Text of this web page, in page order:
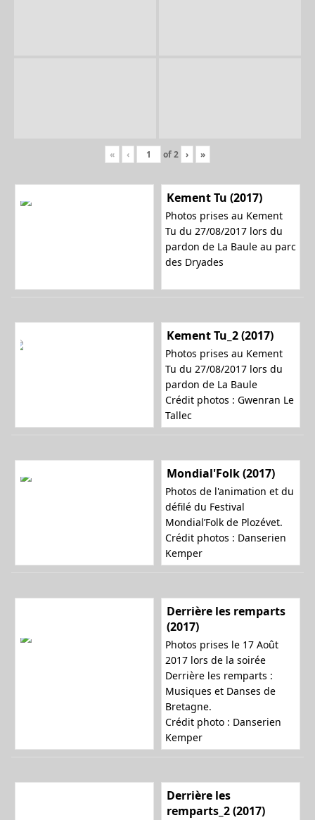
« ‹ of2 › »
Kement Tu (2017)
Photos prises au Kement
Tu du 27/08/2017 lors du
pardon de La Baule au parc
des Dryades
Kement Tu_2 (2017)
Photos prises au Kement
Tu du 27/08/2017 lors du
pardon de La Baule
Crédit photos : Gwenran Le
Tallec
Mondial'Folk (2017)
Photos de l'animation et du
défilé du Festival
Mondial’Folk de Plozévet.
Crédit photos : Danserien
Kemper
Derrière les remparts
(2017)
Photos prises le 17 Août
2017 lors de la soirée
Derrière les remparts :
Musiques et Danses de
Bretagne.
Crédit photo : Danserien
Kemper
Derrière les
remparts_2 (2017)